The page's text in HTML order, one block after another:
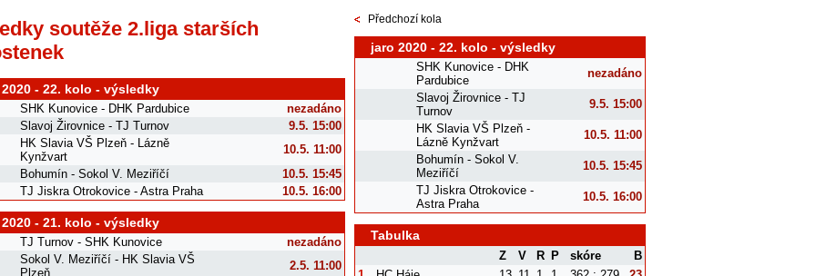
soutěže 2.liga starších
- 22. kolo - výsledky
SHK Kunovice - DHK Pardubice
nezadáno
Slavoj Žirovnice - TJ Turnov
9.5. 15:00
HK Slavia VŠ Plzeň - Lázně
Kynžvart
10.5. 11:00
Bohumín - Sokol V. Meziříčí
10.5. 15:45
TJ Jiskra Otrokovice - Astra Praha
10.5. 16:00
- 21. kolo - výsledky
TJ Turnov - SHK Kunovice
nezadáno
Sokol V. Meziříčí - HK Slavia VŠ
Plzeň
2.5. 11:00
Předchozí kola
jaro 2020 - 22. kolo - výsledky
SHK Kunovice - DHK
Pardubice
nezadáno
Slavoj Žirovnice - TJ
Turnov
9.5. 15:00
HK Slavia VŠ Plzeň -
Lázně Kynžvart
10.5. 11:00
Bohumín - Sokol V.
Meziříčí
10.5. 15:45
TJ Jiskra Otrokovice -
Astra Praha
10.5. 16:00
Tabulka
Z V R P skóre
B